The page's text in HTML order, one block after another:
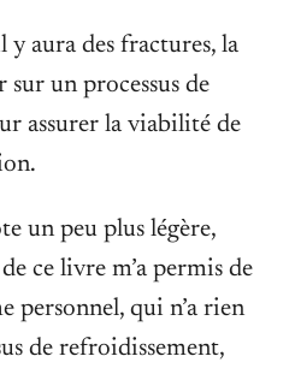
y aura des fractures, la
un processus de
assurer la viabilité de
un peu plus légère,
ce livre m’a permis de
personnel, qui n’a rien
de refroidissement,